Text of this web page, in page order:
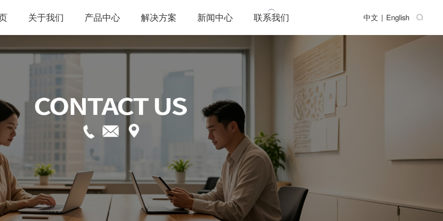
关于我们 产品中心 解决方案 新闻中心 联系我们 中文 | English